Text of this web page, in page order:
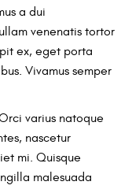
a dui
venenatis tortor
ex, eget porta
Vivamus semper
varius natoque
nascetur
mi. Quisque
malesuada